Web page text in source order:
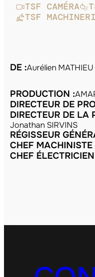
TSF CAMÉRA
TSF
DE :Aurélien MATHIEU
PRODUCTION :
DIRECTEUR DE
DIRECTEUR DE LA
Jonathan SIRVINS
RÉGISSEUR
CHEF MACHINISTE
CHEF